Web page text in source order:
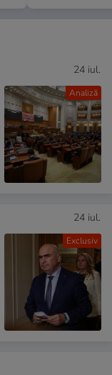
Analiză
24 iul.
Exclusiv
24 iul.